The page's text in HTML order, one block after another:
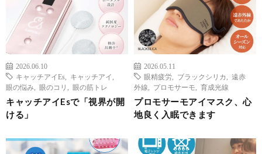
2026.06.10
キャッチアイEs
キャッチアイ
眼の悩み
眼のコリ 眼の筋トレ
キャッチアイEsで「視界が開
ける」
2026.05.11
眼精疲労
ブラックシリカ
遠赤
外線
プロモサーモ 育成光線
プロモサーモアイマスク、心
地良く入眠できます